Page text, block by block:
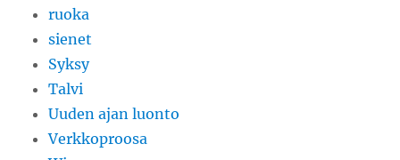
ruoka
sienet
Syksy
Talvi
Uuden ajan luonto
Verkkoproosa